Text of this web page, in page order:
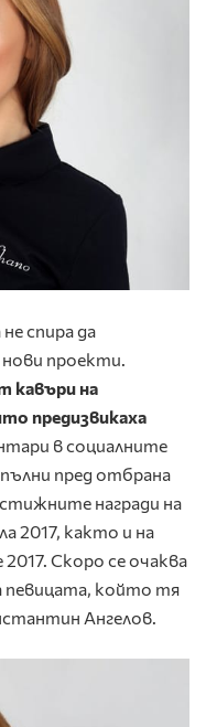
спира да
проекти.
кавъри на
предизвикаха
в социалните
пред отбрана
награди на
2017, както и на
2017. Скоро се очаква
певицата, който тя
Ангелов.